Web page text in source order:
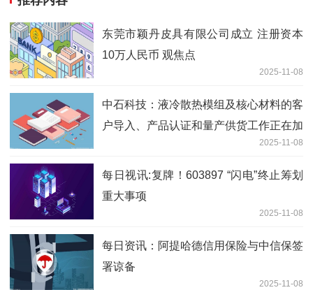
东莞市颖丹皮具有限公司成立 注册资本
10万人民币 观焦点
2025-11-08
中石科技：液冷散热模组及核心材料的客
户导入、产品认证和量产供货工作正在加
2025-11-08
每日视讯:复牌！603897 “闪电”终止筹划
重大事项
2025-11-08
每日资讯：阿提哈德信用保险与中信保签
署谅备
2025-11-08